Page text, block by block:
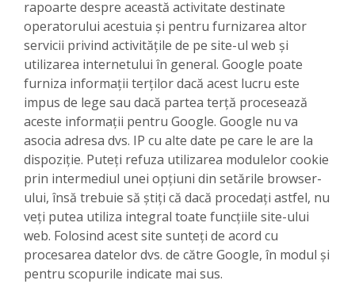
rapoarte despre această activitate destinate
operatorului acestuia și pentru furnizarea altor
servicii privind activitățile de pe site-ul web și
utilizarea internetului în general. Google poate
furniza informații terților dacă acest lucru este
impus de lege sau dacă partea terță procesează
aceste informații pentru Google. Google nu va
asocia adresa dvs. IP cu alte date pe care le are la
dispoziție. Puteți refuza utilizarea modulelor cookie
prin intermediul unei opțiuni din setările browser-
ului, însă trebuie să știți că dacă procedați astfel, nu
veți putea utiliza integral toate funcțiile site-ului
web. Folosind acest site sunteți de acord cu
procesarea datelor dvs. de către Google, în modul și
pentru scopurile indicate mai sus.